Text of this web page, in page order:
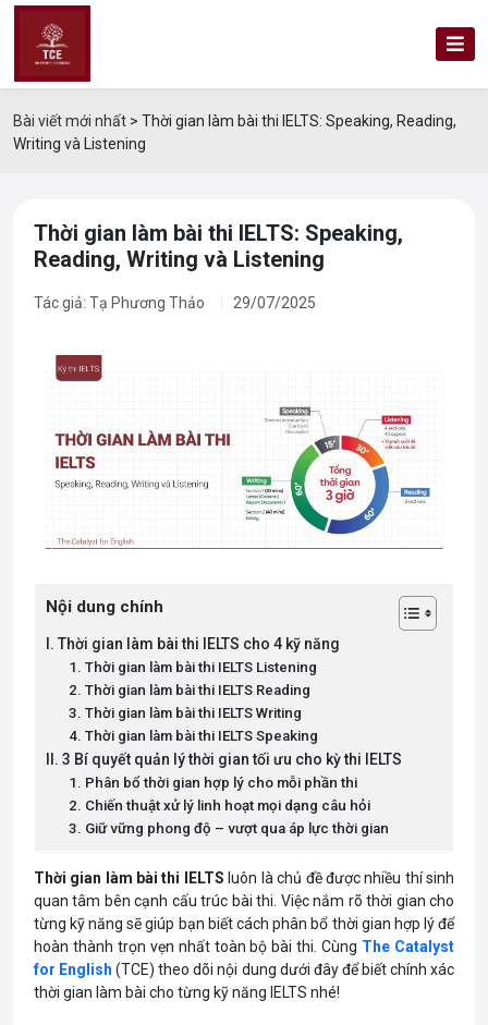
Bài viết mới nhất > Thời gian làm bài thi IELTS: Speaking, Reading,
Writing và Listening
Thời gian làm bài thi IELTS: Speaking,
Reading, Writing và Listening
Tác giả: Tạ Phương Thảo 29/07/2025
Nội dung chính
I. Thời gian làm bài thi IELTS cho 4 kỹ năng
1. Thời gian làm bài thi IELTS Listening
2. Thời gian làm bài thi IELTS Reading
3. Thời gian làm bài thi IELTS Writing
4. Thời gian làm bài thi IELTS Speaking
II. 3 Bí quyết quản lý thời gian tối ưu cho kỳ thi IELTS
1. Phân bổ thời gian hợp lý cho mỗi phần thi
2. Chiến thuật xử lý linh hoạt mọi dạng câu hỏi
3. Giữ vững phong độ – vượt qua áp lực thời gian
Thời gian làm bài thi IELTS luôn là chủ đề được nhiều thí sinh
quan tâm bên cạnh cấu trúc bài thi. Việc nắm rõ thời gian cho
từng kỹ năng sẽ giúp bạn biết cách phân bổ thời gian hợp lý để
hoàn thành trọn vẹn nhất toàn bộ bài thi. Cùng The Catalyst
for English (TCE) theo dõi nội dung dưới đây để biết chính xác
thời gian làm bài cho từng kỹ năng IELTS nhé!